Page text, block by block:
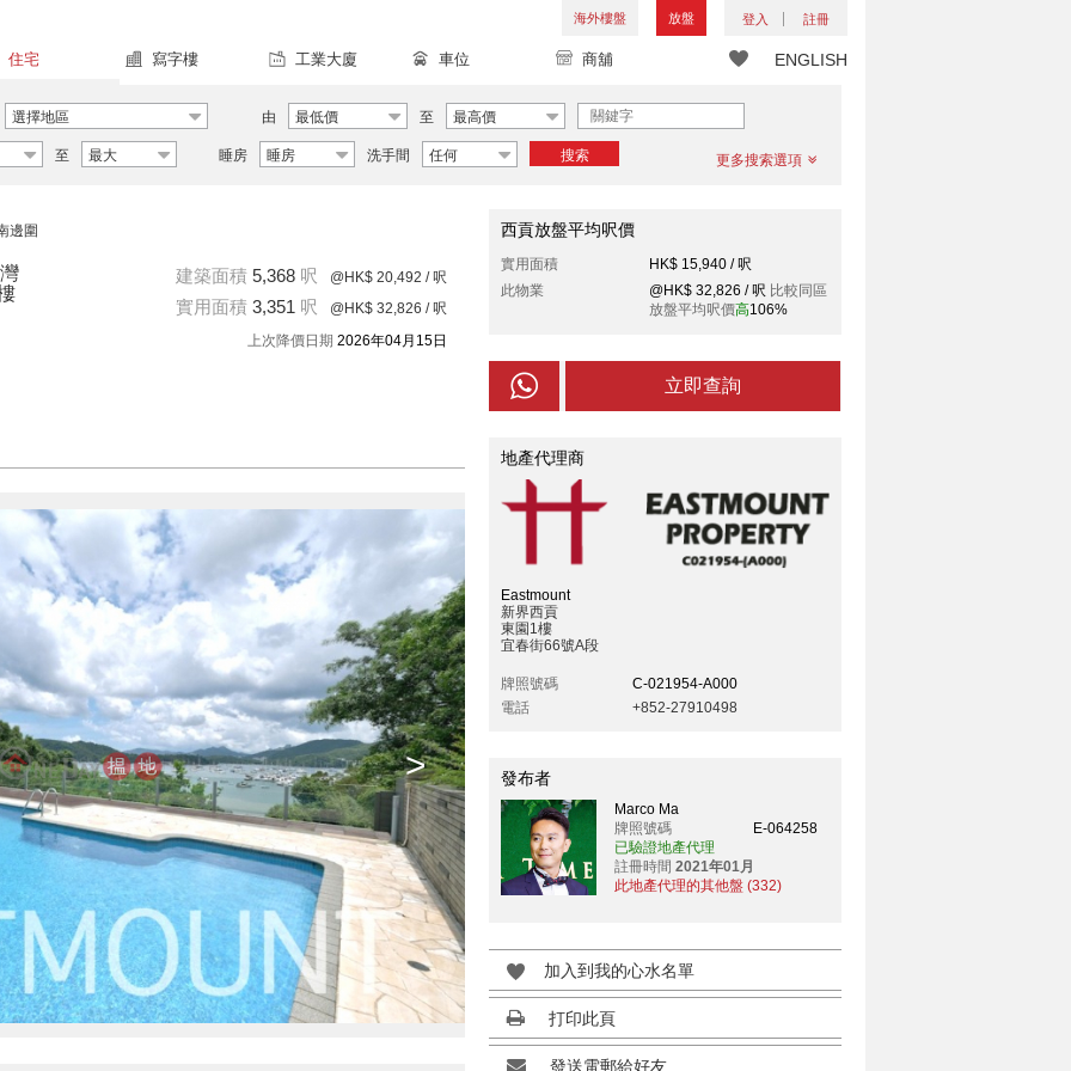
海外樓盤 放盤 登入 註冊
ENGLISH
住宅 寫字樓 工業大廈 車位 商舖
選擇地區 由 最低價 至 最高價
至 最大 睡房 睡房 洗手間 任何 搜索 更多搜索選項
邊圍
建築面積 5,368 呎 @HK$ 20,492 / 呎
實用面積 3,351 呎 @HK$ 32,826 / 呎
上次降價日期 2026年04月15日
>
西貢放盤平均呎價
實用面積
HK$ 15,940 / 呎
此物業
@HK$ 32,826 / 呎 比較同區
放盤平均呎價高106%
立即查詢
地產代理商
Eastmount
新界西貢
東園1樓
宜春街66號A段
牌照號碼
C-021954-A000
電話
+852-27910498
發布者
Marco Ma
牌照號碼
E-064258
已驗證地產代理
註冊時間 2021年01月
此地產代理的其他盤 (332)
加入到我的心水名單
打印此頁
發送電郵給好友